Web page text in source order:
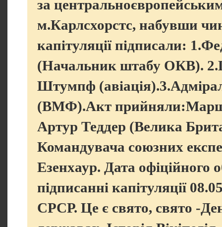
за
м.Карлсхорстс, набувши
капітуляції підписали:
(Начальник штабу ОКВ).
Штумпф
(ВМФ).Акт
Артур Теддер (Велика
Командувача союзних
Езенхаур. Дата
підписанні капітуляції
СРСР. Це є свято, свято -